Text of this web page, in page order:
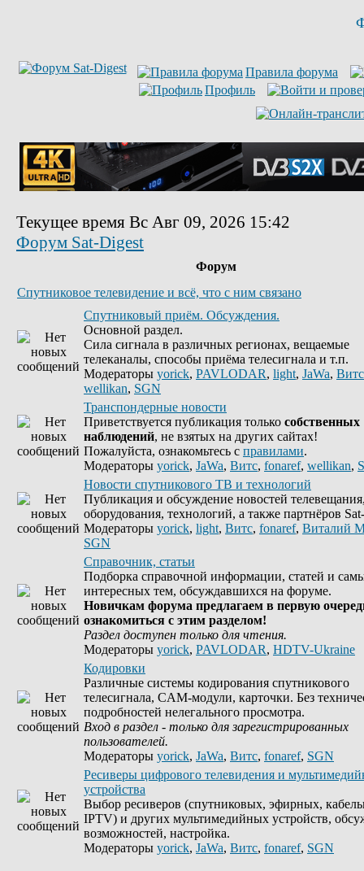
Правила форума
Профиль
Текущее время Вс Авг 09, 2026 15:42
Форум Sat-Digest
Форум
Спутниковое телевидение и всё, что с ним связано
Спутниковый приём. Обсуждения.
Основной раздел.
Сила сигнала в различных регионах, вещаемые
телеканалы, способы приёма телесигнала и т.п.
Модераторы yorick, PAVLODAR, light, JaWa, Витс
wellikan, SGN
Транспондерные новости
Приветствуется публикация только собственных
наблюдений, не взятых на других сайтах!
Пожалуйста, ознакомьтесь с правилами.
Модераторы yorick, JaWa, Витс, fonaref, wellikan,
Новости спутникового ТВ и технологий
Публикация и обсуждение новостей
оборудования, технологий, а также партнёров
Модераторы yorick, light, Витс, fonaref, Виталий
SGN
Справочник, статьи
Подборка справочной информации, статей и
интересных тем, обсуждавшихся на форуме.
Новичкам форума предлагаем в первую
ознакомиться с этим разделом!
Раздел доступен только для чтения.
Модераторы yorick, PAVLODAR, HDTV-Ukraine
Кодировки
Различные системы кодирования спутникового
телесигнала, CAM-модули, карточки. Без
подробностей нелегального просмотра.
Вход в раздел - только для зарегистрированных
пользователей.
Модераторы yorick, JaWa, Витс, fonaref, SGN
Ресиверы цифрового телевидения и
устройства
Выбор ресиверов (спутниковых, эфирных,
IPTV) и других мультимедийных устройств,
возможностей, настройка.
Модераторы yorick, JaWa, Витс, fonaref, SGN